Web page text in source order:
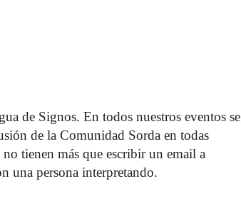
de Signos. En todos nuestros eventos se
de la Comunidad Sorda en todas
tienen más que escribir un email a
una persona interpretando.